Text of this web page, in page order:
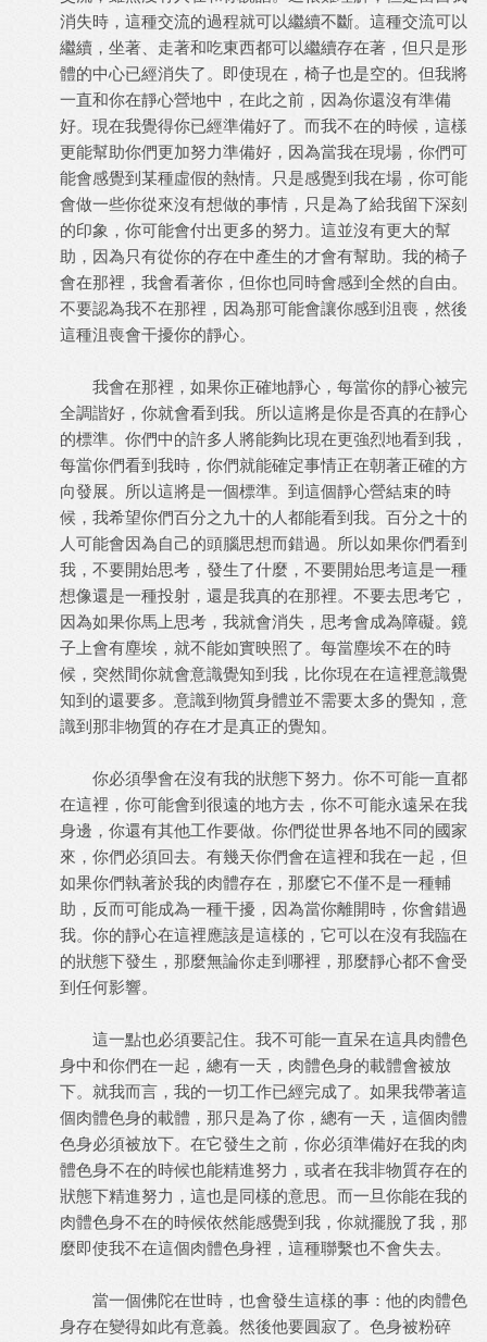
消失時，這種交流的過程就可以繼續不斷。這種交流可以
繼續，坐著、走著和吃東西都可以繼續存在著，但只是形
體的中心已經消失了。即使現在，椅子也是空的。但我將
一直和你在靜心營地中，在此之前，因為你還沒有準備
好。現在我覺得你已經準備好了。而我不在的時候，這樣
更能幫助你們更加努力準備好，因為當我在現場，你們可
能會感覺到某種虛假的熱情。只是感覺到我在場，你可能
會做一些你從來沒有想做的事情，只是為了給我留下深刻
的印象，你可能會付出更多的努力。這並沒有更大的幫
助，因為只有從你的存在中產生的才會有幫助。我的椅子
會在那裡，我會看著你，但你也同時會感到全然的自由。
不要認為我不在那裡，因為那可能會讓你感到沮喪，然後
這種沮喪會干擾你的靜心。
我會在那裡，如果你正確地靜心，每當你的靜心被完
全調諧好，你就會看到我。所以這將是你是否真的在靜心
的標準。你們中的許多人將能夠比現在更強烈地看到我，
每當你們看到我時，你們就能確定事情正在朝著正確的方
向發展。所以這將是一個標準。到這個靜心營結束的時
候，我希望你們百分之九十的人都能看到我。百分之十的
人可能會因為自己的頭腦思想而錯過。所以如果你們看到
我，不要開始思考，發生了什麼，不要開始思考這是一種
想像還是一種投射，還是我真的在那裡。不要去思考它，
因為如果你馬上思考，我就會消失，思考會成為障礙。鏡
子上會有塵埃，就不能如實映照了。每當塵埃不在的時
候，突然間你就會意識覺知到我，比你現在在這裡意識覺
知到的還要多。意識到物質身體並不需要太多的覺知，意
識到那非物質的存在才是真正的覺知。
你必須學會在沒有我的狀態下努力。你不可能一直都
在這裡，你可能會到很遠的地方去，你不可能永遠呆在我
身邊，你還有其他工作要做。你們從世界各地不同的國家
來，你們必須回去。有幾天你們會在這裡和我在一起，但
如果你們執著於我的肉體存在，那麼它不僅不是一種輔
助，反而可能成為一種干擾，因為當你離開時，你會錯過
我。你的靜心在這裡應該是這樣的，它可以在沒有我臨在
的狀態下發生，那麼無論你走到哪裡，那麼靜心都不會受
到任何影響。
這一點也必須要記住。我不可能一直呆在這具肉體色
身中和你們在一起，總有一天，肉體色身的載體會被放
下。就我而言，我的一切工作已經完成了。如果我帶著這
個肉體色身的載體，那只是為了你，總有一天，這個肉體
色身必須被放下。在它發生之前，你必須準備好在我的肉
體色身不在的時候也能精進努力，或者在我非物質存在的
狀態下精進努力，這也是同樣的意思。而一旦你能在我的
肉體色身不在的時候依然能感覺到我，你就擺脫了我，那
麼即使我不在這個肉體色身裡，這種聯繫也不會失去。
當一個佛陀在世時，也會發生這樣的事：他的肉體色
身存在變得如此有意義。然後他要圓寂了。色身被粉碎